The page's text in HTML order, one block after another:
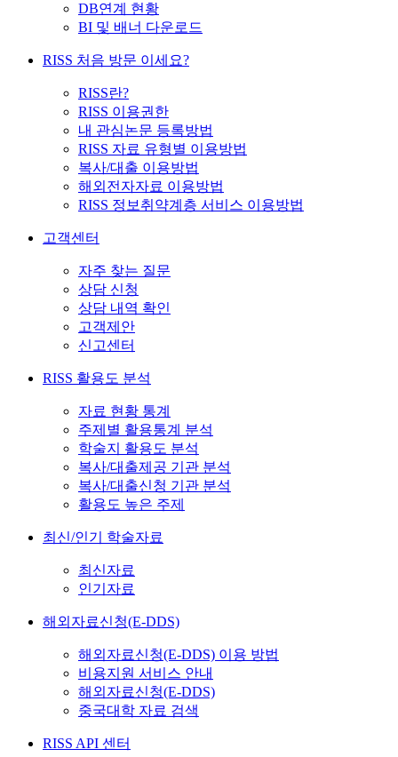
DB연계 현황
BI 및 배너 다운로드
RISS 처음 방문 이세요?
RISS란?
RISS 이용권한
내 관심논문 등록방법
RISS 자료 유형별 이용방법
복사/대출 이용방법
해외전자자료 이용방법
RISS 정보취약계층 서비스 이용방법
고객센터
자주 찾는 질문
상담 신청
상담 내역 확인
고객제안
신고센터
RISS 활용도 분석
자료 현황 통계
주제별 활용통계 분석
학술지 활용도 분석
복사/대출제공 기관 분석
복사/대출신청 기관 분석
활용도 높은 주제
최신/인기 학술자료
최신자료
인기자료
해외자료신청(E-DDS)
해외자료신청(E-DDS) 이용 방법
비용지원 서비스 안내
해외자료신청(E-DDS)
중국대학 자료 검색
RISS API 센터